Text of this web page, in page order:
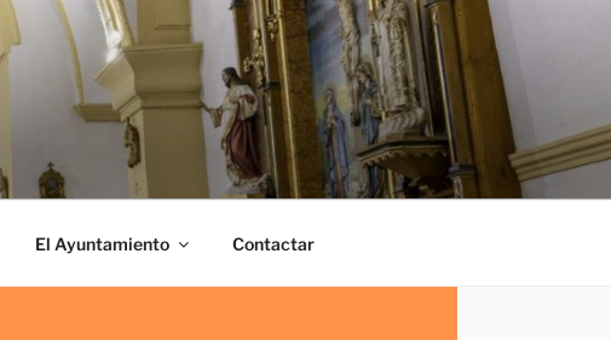
El Ayuntamiento Contactar